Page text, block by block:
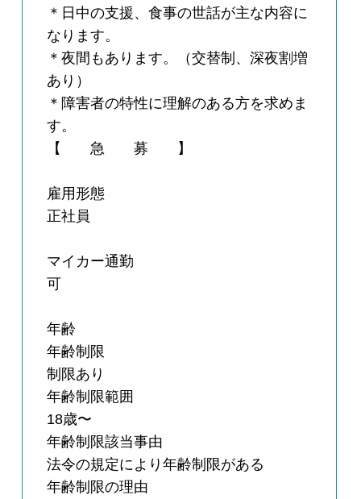
＊日中の支援、食事の世話が主な内容に
なります。
＊夜間もあります。（交替制、深夜割増
あり）
＊障害者の特性に理解のある方を求めま
す。
【 急 募 】
雇用形態
正社員
マイカー通勤
可
年齢
年齢制限
制限あり
年齢制限範囲
18歳〜
年齢制限該当事由
法令の規定により年齢制限がある
年齢制限の理由